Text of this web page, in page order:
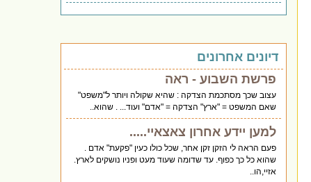
דיונים אחרונים
פרשת השבוע - ראה
עצוב שכך מסתכמת הצדקה : שהיא שקולה ויותר ל"משפט"
שאם המשפט = "ארץ" הצדקה = "אדם" ועוד... . שהוא..
למען יידע אחרון צאצאיי.....
פעם הראה לי הזקן זקן אחר, שכל כולו כעין "פקעת" אדם .
שהוא כל כך כפוף. עד שדומה שעוד מעט ופניו נושקים לארץ.
אזיי,הו..